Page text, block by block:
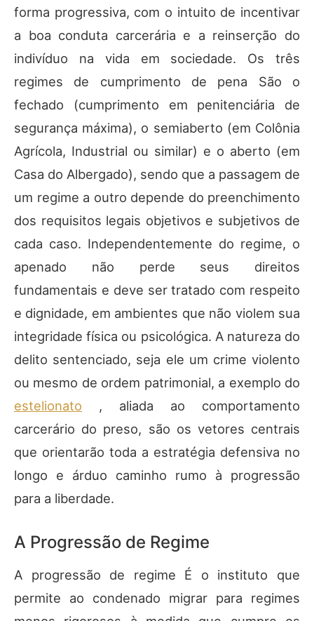
forma progressiva, com o intuito de incentivar
a boa conduta carcerária e a reinserção do
indivíduo na vida em sociedade. Os três
regimes de cumprimento de pena São o
fechado (cumprimento em penitenciária de
segurança máxima), o semiaberto (em Colônia
Agrícola, Industrial ou similar) e o aberto (em
Casa do Albergado), sendo que a passagem de
um regime a outro depende do preenchimento
dos requisitos legais objetivos e subjetivos de
cada caso. Independentemente do regime, o
apenado não perde seus direitos
fundamentais e deve ser tratado com respeito
e dignidade, em ambientes que não violem sua
integridade física ou psicológica. A natureza do
delito sentenciado, seja ele um crime violento
ou mesmo de ordem patrimonial, a exemplo do
estelionato , aliada ao comportamento
carcerário do preso, são os vetores centrais
que orientarão toda a estratégia defensiva no
longo e árduo caminho rumo à progressão
para a liberdade.
A Progressão de Regime
A progressão de regime É o instituto que
permite ao condenado migrar para regimes